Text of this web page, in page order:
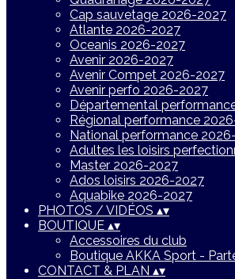
Cap sauvetage 2026-2027
Atlante 2026-2027
Oceanis 2026-2027
Avenir 2026-2027
Avenir Compet 2026-2027
Avenir perfo 2026-2027
Départemental
Régional performance
National performance
Adultes les loisirs
Master 2026-2027
Ados loisirs 2026-2027
Aquabike 2026-2027
PHOTOS / VIDÉOS ▴▾
BOUTIQUE ▴▾
Accessoires du club
Boutique AKKA Sport -
CONTACT & PLAN ▴▾